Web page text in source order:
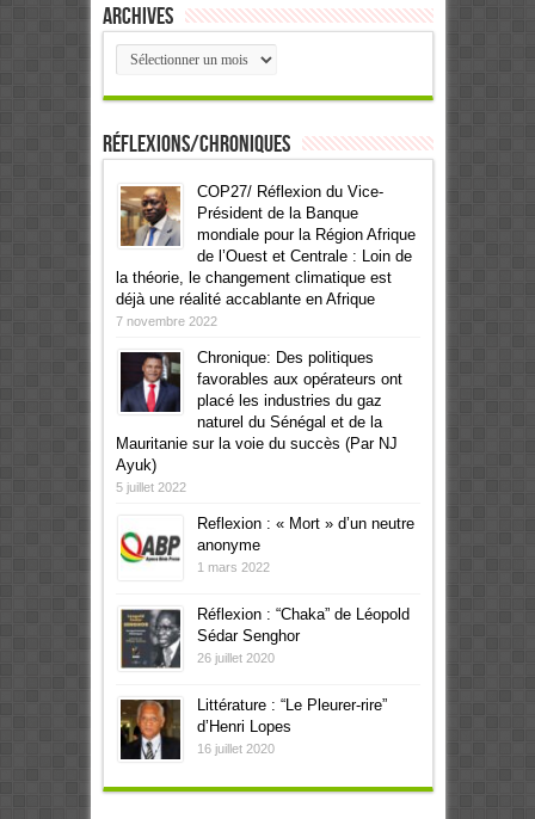
Archives
Archives
Réflexions/Chroniques
COP27/ Réflexion du Vice-
Président de la Banque
mondiale pour la Région Afrique
de l’Ouest et Centrale : Loin de
la théorie, le changement climatique est
déjà une réalité accablante en Afrique
7 novembre 2022
Chronique: Des politiques
favorables aux opérateurs ont
placé les industries du gaz
naturel du Sénégal et de la
Mauritanie sur la voie du succès (Par NJ
Ayuk)
5 juillet 2022
Reflexion : « Mort » d’un neutre
anonyme
1 mars 2022
Réflexion : “Chaka” de Léopold
Sédar Senghor
26 juillet 2020
Littérature : “Le Pleurer-rire”
d’Henri Lopes
16 juillet 2020